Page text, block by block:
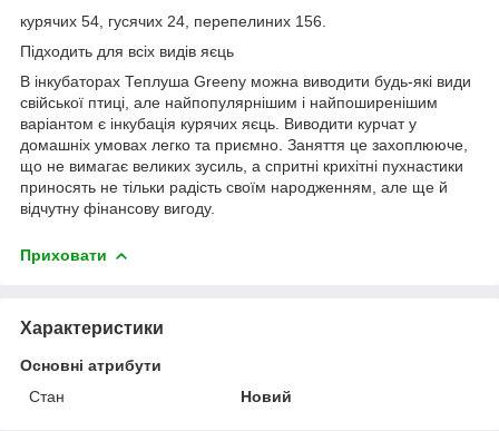
курячих 54, гусячих 24, перепелиних 156.
Підходить для всіх видів яєць
В інкубаторах Теплуша Greeny можна виводити будь-які види
свійської птиці, але найпопулярнішим і найпоширенішим
варіантом є інкубація курячих яєць. Виводити курчат у
домашніх умовах легко та приємно. Заняття це захоплююче,
що не вимагає великих зусиль, а спритні крихітні пухнастики
приносять не тільки радість своїм народженням, але ще й
відчутну фінансову вигоду.
Приховати
Характеристики
Основні атрибути
Стан
Новий